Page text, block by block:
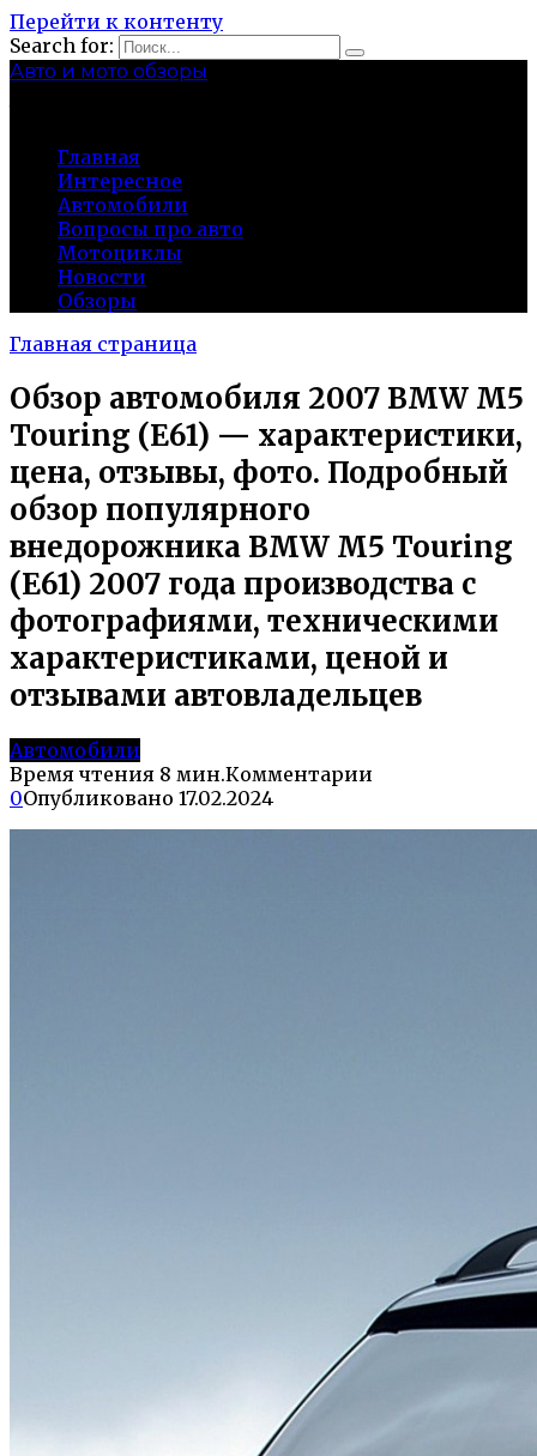
Перейти к контенту
Search for:
Авто и мото обзоры
Главная
Интересное
Автомобили
Вопросы про авто
Мотоциклы
Новости
Обзоры
Главная страница
Обзор автомобиля 2007 BMW M5
Touring (E61) — характеристики,
цена, отзывы, фото. Подробный
обзор популярного
внедорожника BMW M5 Touring
(E61) 2007 года производства с
фотографиями, техническими
характеристиками, ценой и
отзывами автовладельцев
Автомобили
Время чтения 8 мин.Комментарии
0Опубликовано 17.02.2024